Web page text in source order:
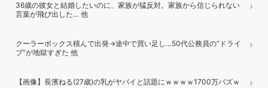
36歳の彼女と結婚したいのに、家族が猛反対。家族から信じられない
言葉が飛び出した… 他
クーラーボックス積んで出発→途中で買い足し…50代公務員の“ドライ
ブ”が地獄すぎた 他
【画像】長濱ねる(27歳)の乳がヤバイと話題にｗｗｗｗ1700万バズｗ